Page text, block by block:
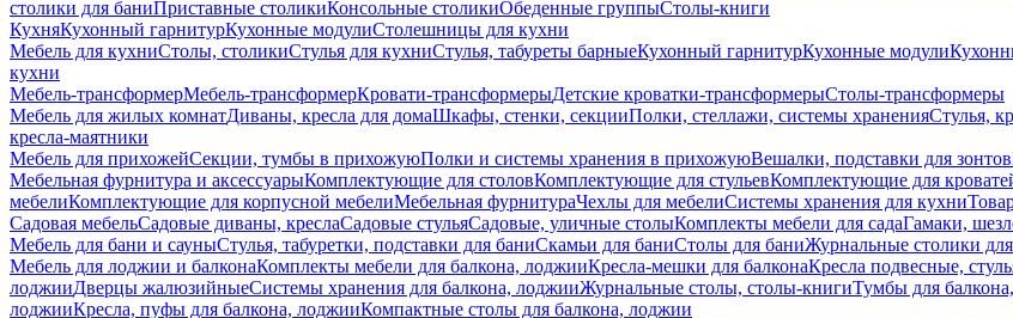
столики для баниПриставные столикиКонсольные столикиОбеденные группыСтолы-книги
КухняКухонный гарнитурКухонные модулиСтолешницы для кухни
Мебель для кухниСтолы, столикиСтулья для кухниСтулья, табуреты барныеКухонный гарнитурКухонные модули
кухни
Мебель-трансформерМебель-трансформерКровати-трансформерыДетские кроватки-трансформерыСтолы-трансформеры
Мебель для жилых комнатДиваны, кресла для домаШкафы, стенки, секцииПолки, стеллажи, системы храненияСтулья,
кресла-маятники
Мебель для прихожейСекции, тумбы в прихожуюПолки и системы хранения в прихожуюВешалки, подставки для зонтов
Мебельная фурнитура и аксессуарыКомплектующие для столовКомплектующие для стульевКомплектующие для
мебелиКомплектующие для корпусной мебелиМебельная фурнитураЧехлы для мебелиСистемы хранения для кухни
Садовая мебельСадовые диваны, креслаСадовые стульяСадовые, уличные столыКомплекты мебели для садаГамаки,
Мебель для бани и сауныСтулья, табуретки, подставки для баниСкамьи для баниСтолы для баниЖурнальные столики
Мебель для лоджии и балконаКомплекты мебели для балкона, лоджииКресла-мешки для балконаКресла подвесные,
лоджииДверцы жалюзийныеСистемы хранения для балкона, лоджииЖурнальные столы, столы-книгиТумбы для
лоджииКресла, пуфы для балкона, лоджииКомпактные столы для балкона, лоджии